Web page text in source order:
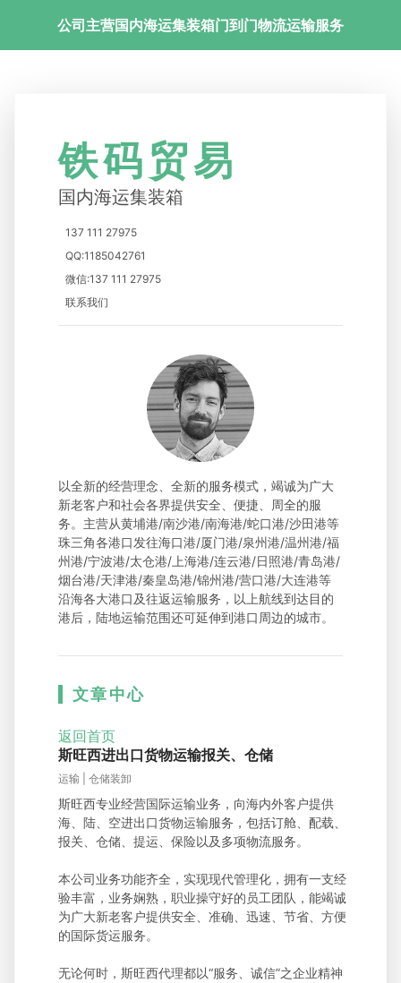
公司主营国内海运集装箱门到门物流运输服务
铁码贸易
国内海运集装箱
137 111 27975
QQ:1185042761
微信:137 111 27975
联系我们
以全新的经营理念、全新的服务模式，竭诚为广大
新老客户和社会各界提供安全、便捷、周全的服
务。主营从黄埔港/南沙港/南海港/蛇口港/沙田港等
珠三角各港口发往海口港/厦门港/泉州港/温州港/福
州港/宁波港/太仓港/上海港/连云港/日照港/青岛港/
烟台港/天津港/秦皇岛港/锦州港/营口港/大连港等
沿海各大港口及往返运输服务，以上航线到达目的
港后，陆地运输范围还可延伸到港口周边的城市。
文章中心
返回首页
斯旺西进出口货物运输报关、仓储
运输 | 仓储装卸
斯旺西专业经营国际运输业务，向海内外客户提供
海、陆、空进出口货物运输服务，包括订舱、配载、
报关、仓储、提运、保险以及多项物流服务。
本公司业务功能齐全，实现现代管理化，拥有一支经
验丰富，业务娴熟，职业操守好的员工团队，能竭诚
为广大新老客户提供安全、准确、迅速、节省、方便
的国际货运服务。
无论何时，斯旺西代理都以“服务、诚信”之企业精神